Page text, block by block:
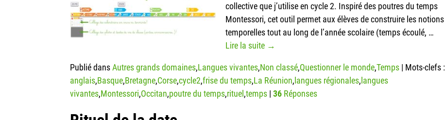
collective que j’utilise en cycle 2. Inspiré des poutres du temps
Montessori, cet outil permet aux élèves de construire les notions
temporelles tout au long de l’année scolaire (temps écoulé, …
Lire la suite →
Publié dansAutres grands domaines,Langues vivantes,Non classé,Questionner le monde,Temps | Mots-clefs :
anglais,Basque,Bretagne,Corse,cycle2,frise du temps,La Réunion,langues régionales,langues
vivantes,Montessori,Occitan,poutre du temps,rituel,temps | 36 Réponses